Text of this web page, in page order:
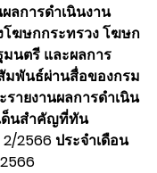
ลการดำเนินงาน
ฆษกกระทรวง โฆษก
มนตรี และผลการ
มพันธ์ผ่านสื่อของกรม
ายงานผลการดำเนิน
ด็นสำคัญที่ทัน
2566 ประจำเดือน